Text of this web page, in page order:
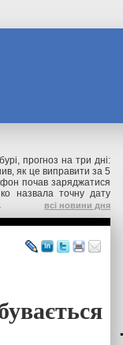
прогноз на три дні:
як це виправити за 5
почав заряджатися
назвала точну дату
всі новини дня